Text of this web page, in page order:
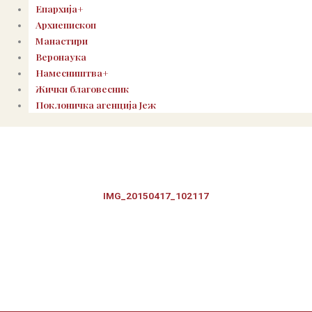
Епархија+
Архиепископ
Манастири
Веронаука
Намесништва+
Жички благовесник
Поклоничка агенција Јеж
IMG_20150417_102117